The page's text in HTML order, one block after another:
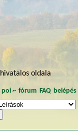
oldala
poi~ fórum FAQ belépés